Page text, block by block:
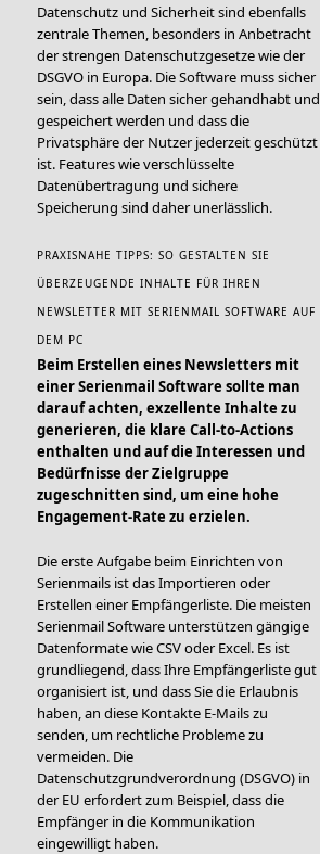
Datenschutz und Sicherheit sind ebenfalls
zentrale Themen, besonders in Anbetracht
der strengen Datenschutzgesetze wie der
DSGVO in Europa. Die Software muss sicher
sein, dass alle Daten sicher gehandhabt und
gespeichert werden und dass die
Privatsphäre der Nutzer jederzeit geschützt
ist. Features wie verschlüsselte
Datenübertragung und sichere
Speicherung sind daher unerlässlich.
PRAXISNAHE TIPPS: SO GESTALTEN SIE
ÜBERZEUGENDE INHALTE FÜR IHREN
NEWSLETTER MIT SERIENMAIL SOFTWARE AUF
DEM PC
Beim Erstellen eines Newsletters mit
einer Serienmail Software sollte man
darauf achten, exzellente Inhalte zu
generieren, die klare Call-to-Actions
enthalten und auf die Interessen und
Bedürfnisse der Zielgruppe
zugeschnitten sind, um eine hohe
Engagement-Rate zu erzielen.
Die erste Aufgabe beim Einrichten von
Serienmails ist das Importieren oder
Erstellen einer Empfängerliste. Die meisten
Serienmail Software unterstützen gängige
Datenformate wie CSV oder Excel. Es ist
grundliegend, dass Ihre Empfängerliste gut
organisiert ist, und dass Sie die Erlaubnis
haben, an diese Kontakte E-Mails zu
senden, um rechtliche Probleme zu
vermeiden. Die
Datenschutzgrundverordnung (DSGVO) in
der EU erfordert zum Beispiel, dass die
Empfänger in die Kommunikation
eingewilligt haben.